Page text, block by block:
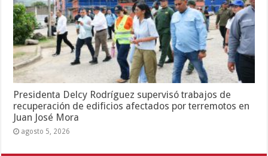
Presidenta Delcy Rodríguez supervisó trabajos de
recuperación de edificios afectados por terremotos en
Juan José Mora
agosto 5, 2026